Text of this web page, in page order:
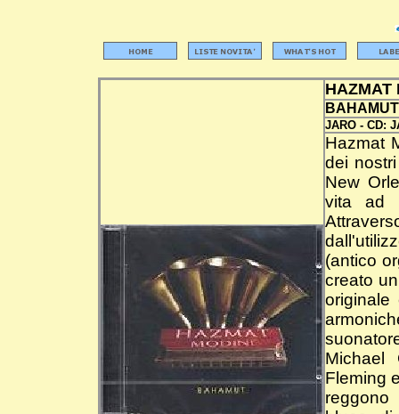
HAZMAT
BAHAMUT
JARO - CD:
Hazmat
dei
New
vita ad
(antico
creato
Michael
Fleming